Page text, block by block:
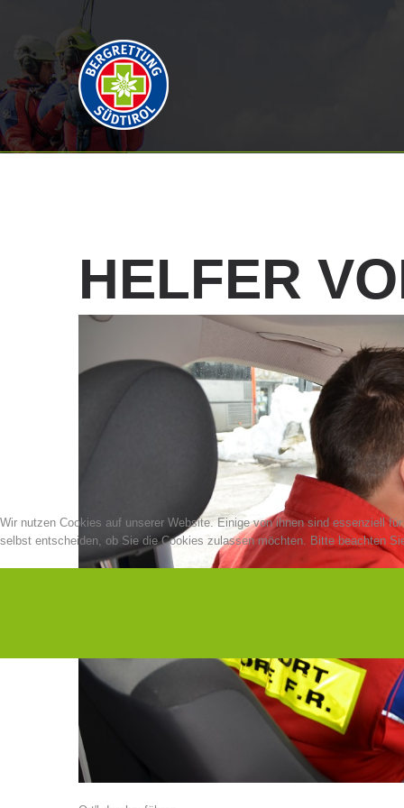
HELFER
Wir nutzen Cookies auf unserer Website. Einige von ihnen sind essenziell
selbst entscheiden, ob Sie die Cookies zulassen möchten. Bitte beachten